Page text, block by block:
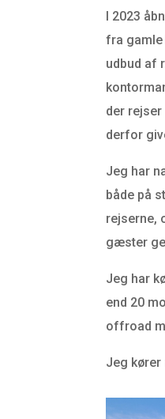
I 2023
fra gamle
udbud af
der
derfor
Jeg har
både på
rejserne,
gæster
Jeg har
end 20
offroad
Jeg kører